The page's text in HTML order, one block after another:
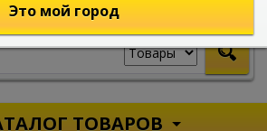
ТОВАРОВ
Это мой город